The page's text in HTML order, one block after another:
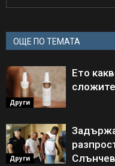
ОЩЕ ПО ТЕМАТА
Други
Ето
Други